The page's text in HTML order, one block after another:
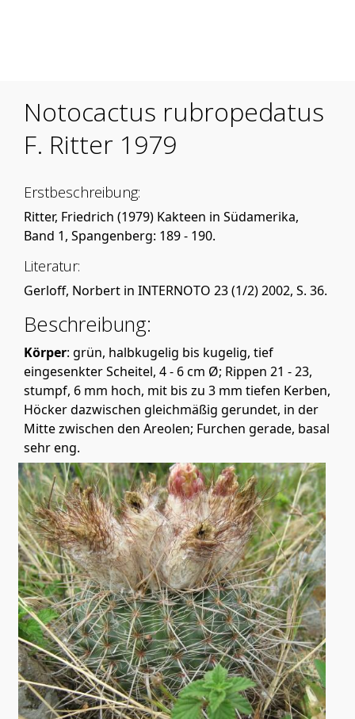
Notocactus rubropedatus
F. Ritter 1979
Erstbeschreibung:
Ritter, Friedrich (1979) Kakteen in Südamerika,
Band 1, Spangenberg: 189 - 190.
Literatur:
Gerloff, Norbert in INTERNOTO 23 (1/2) 2002, S. 36.
Beschreibung:
Körper: grün, halbkugelig bis kugelig, tief
eingesenkter Scheitel, 4 - 6 cm Ø; Rippen 21 - 23,
stumpf, 6 mm hoch, mit bis zu 3 mm tiefen Kerben,
Höcker dazwischen gleichmäßig gerundet, in der
Mitte zwischen den Areolen; Furchen gerade, basal
sehr eng.